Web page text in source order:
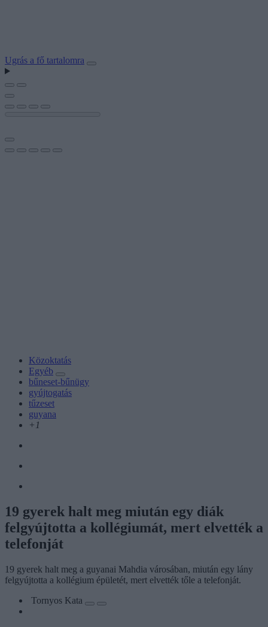
Ugrás a fő tartalomra
Közoktatás
Egyéb
bűneset-bűnügy
gyújtogatás
tűzeset
guyana
+1
19 gyerek halt meg miután egy diák
felgyújtotta a kollégiumát, mert elvették a
telefonját
19 gyerek halt meg a guyanai Mahdia városában, miután egy lány
felgyújtotta a kollégium épületét, mert elvették tőle a telefonját.
Tornyos Kata